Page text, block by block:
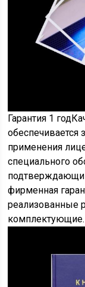
Гарантия 1
обеспечивается
применения
специального
фирменная
реализованные